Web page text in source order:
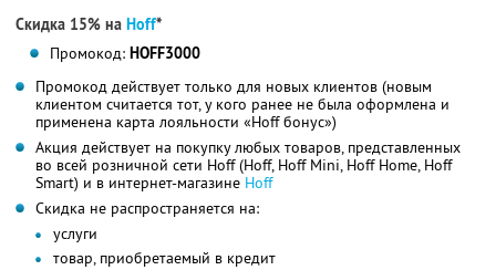
Скидка 15% на Hoff*
Промокод: HOFF3000
Промокод действует только для новых клиентов (новым
клиентом считается тот, у кого ранее не была оформлена и
применена карта лояльности «Hoff бонус»)
Акция действует на покупку любых товаров, представленных
во всей розничной сети Hoff (Hoff, Hoff Mini, Hoff Home, Hoff
Smart) и в интернет-магазине Hoff
Скидка не распространяется на:
услуги
товар, приобретаемый в кредит